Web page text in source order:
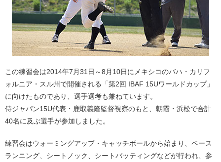
この練習会は2014年7月31日～8月10日にメキシコのバハ・カリフ
ォルニア・スル州で開催される「第2回 IBAF 15Uワールドカップ」
に向けたものであり、選手選考も兼ねています。
侍ジャパン15U代表・鹿取義隆監督視察のもと、朝霞・浜松で合計
40名に及ぶ選手が参加しました。
練習会はウォーミングアップ・キャッチボールから始まり、ベース
ランニング、シートノック、シートバッティングなどが行われ、参